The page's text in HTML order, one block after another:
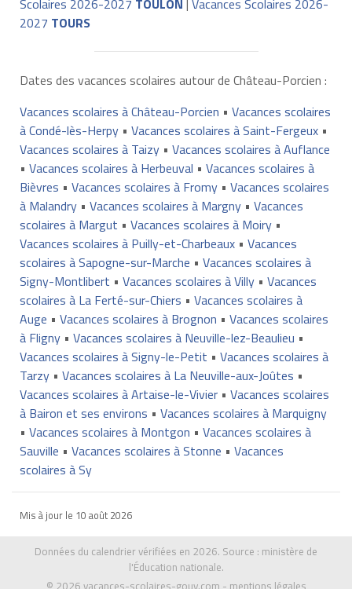
2027 TOURS
Dates des vacances scolaires autour de Château-Porcien :
Vacances scolaires à Château-Porcien • Vacances scolaires
à Condé-lès-Herpy• Vacances scolaires à Saint-Fergeux•
Vacances scolaires à Taizy• Vacances scolaires à Auflance
• Vacances scolaires à Herbeuval • Vacances scolaires à
Bièvres • Vacances scolaires à Fromy• Vacances scolaires
à Malandry• Vacances scolaires à Margny• Vacances
scolaires à Margut • Vacances scolaires à Moiry•
Vacances scolaires à Puilly-et-Charbeaux• Vacances
scolaires à Sapogne-sur-Marche • Vacances scolaires à
Signy-Montlibert • Vacances scolaires à Villy• Vacances
scolaires à La Ferté-sur-Chiers • Vacances scolaires à
Auge • Vacances scolaires à Brognon • Vacances scolaires
à Fligny• Vacances scolaires à Neuville-lez-Beaulieu •
Vacances scolaires à Signy-le-Petit • Vacances scolaires à
Tarzy• Vacances scolaires à La Neuville-aux-Joûtes •
Vacances scolaires à Artaise-le-Vivier• Vacances scolaires
à Bairon et ses environs • Vacances scolaires à Marquigny
• Vacances scolaires à Montgon • Vacances scolaires à
Sauville • Vacances scolaires à Stonne • Vacances
scolaires à Sy
Mis à jour le 10 août 2026
Données du calendrier vérifiées en 2026. Source : ministère de
l'Éducation nationale.